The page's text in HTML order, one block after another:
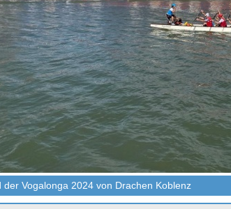
der Vogalonga 2024 von Drachen Koblenz